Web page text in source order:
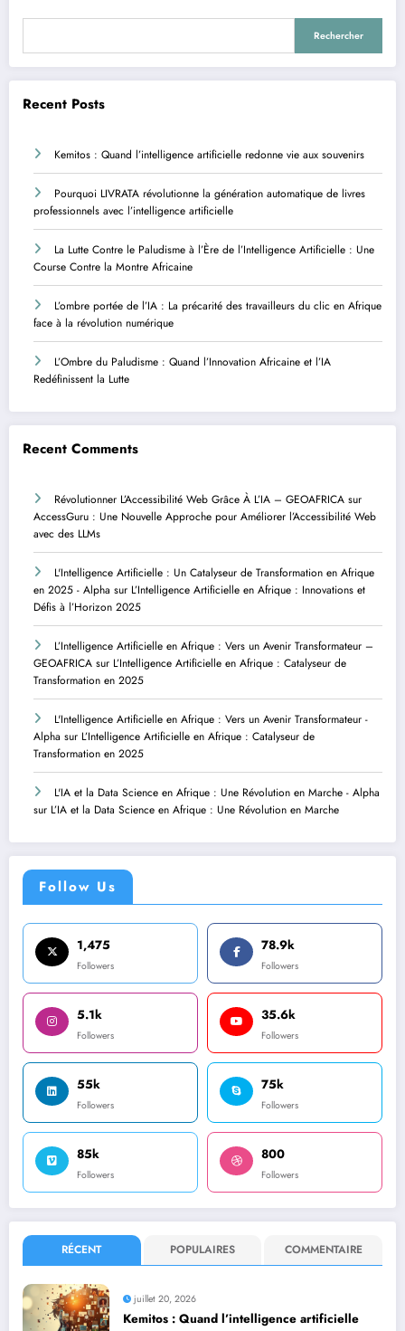
Rechercher
Recent Posts
Kemitos : Quand l’intelligence artificielle redonne vie aux souvenirs
Pourquoi LIVRATA révolutionne la génération automatique de livres
professionnels avec l’intelligence artificielle
La Lutte Contre le Paludisme à l’Ère de l’Intelligence Artificielle : Une
Course Contre la Montre Africaine
L’ombre portée de l’IA : La précarité des travailleurs du clic en Afrique
face à la révolution numérique
L’Ombre du Paludisme : Quand l’Innovation Africaine et l’IA
Redéfinissent la Lutte
Recent Comments
Révolutionner L’Accessibilité Web Grâce À L’IA – GEOAFRICA sur
AccessGuru : Une Nouvelle Approche pour Améliorer l’Accessibilité Web
avec des LLMs
L'Intelligence Artificielle : Un Catalyseur de Transformation en Afrique
en 2025 - Alpha sur L’Intelligence Artificielle en Afrique : Innovations et
Défis à l’Horizon 2025
L’Intelligence Artificielle en Afrique : Vers un Avenir Transformateur –
GEOAFRICA sur L’Intelligence Artificielle en Afrique : Catalyseur de
Transformation en 2025
L'Intelligence Artificielle en Afrique : Vers un Avenir Transformateur -
Alpha sur L’Intelligence Artificielle en Afrique : Catalyseur de
Transformation en 2025
L'IA et la Data Science en Afrique : Une Révolution en Marche - Alpha
sur L’IA et la Data Science en Afrique : Une Révolution en Marche
Follow Us
1,475
Followers
78.9k
Followers
5.1k
Followers
35.6k
Followers
55k
Followers
75k
Followers
85k
Followers
800
Followers
RÉCENT POPULAIRES COMMENTAIRE
juillet 20, 2026
Kemitos : Quand l’intelligence artificielle